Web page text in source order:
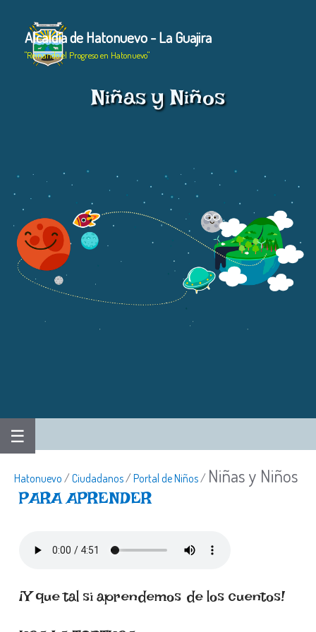
Alcaldía de Hatonuevo - La Guajira
"Reinando el Progreso en Hatonuevo"
Niñas y Niños
☰
Hatonuevo / Ciudadanos/ Portal de Niños/ Niñas y Niños
PARA APRENDER
¡Y que tal si aprendemos de los cuentos!